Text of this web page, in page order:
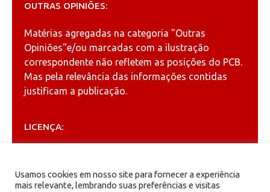
OUTRAS OPINIÕES:
Matérias agregadas na categoria "Outras
Opiniões"e/ou marcadas com a ilustração
correspondente não refletem as posições do PCB.
Mas pela relevância das informações contidas
justificam a publicação.
LICENÇA:
Creative Commons
Usamos cookies em nosso site para fornecer a experiência
mais relevante, lembrando suas preferências e visitas